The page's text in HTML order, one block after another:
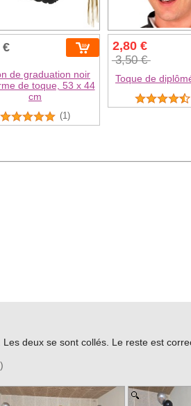
€
de graduation noir
de toque, 53 x 44
cm
(1)
2,80 €
3,50 €
Toque de
deux se sont collés. Le reste est
)